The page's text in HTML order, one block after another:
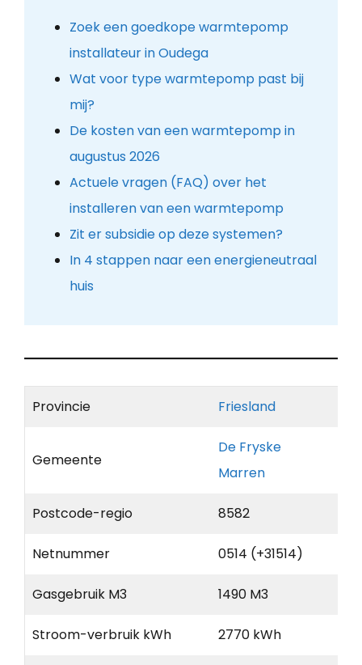
Zoek een goedkope warmtepomp
installateur in Oudega
Wat voor type warmtepomp past bij
mij?
De kosten van een warmtepomp in
augustus 2026
Actuele vragen (FAQ) over het
installeren van een warmtepomp
Zit er subsidie op deze systemen?
In 4 stappen naar een energieneutraal
huis
Provincie Friesland
Gemeente
De Fryske
Marren
Postcode-regio 8582
Netnummer 0514 (+31514)
Gasgebruik M3 1490 M3
Stroom-verbruik kWh 2770 kWh